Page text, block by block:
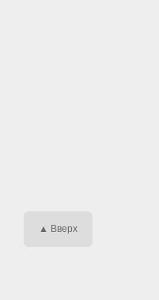
▲ Вверх